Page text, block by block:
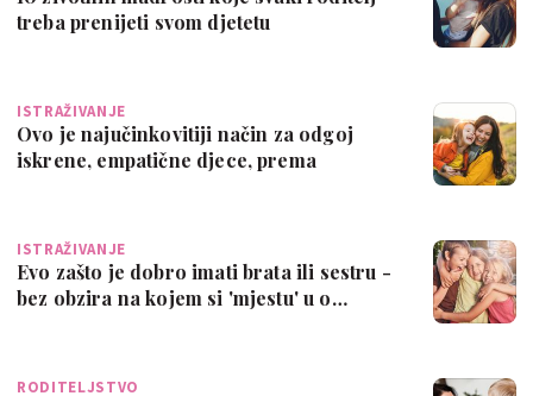
treba prenijeti svom djetetu
ISTRAŽIVANJE
Ovo je najučinkovitiji način za odgoj
iskrene, empatične djece, prema
ISTRAŽIVANJE
Evo zašto je dobro imati brata ili sestru -
bez obzira na kojem si 'mjestu' u o…
RODITELJSTVO